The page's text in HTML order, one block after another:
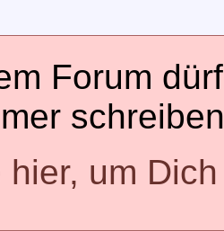
Forum
hier, um